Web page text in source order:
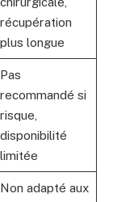
récupération
plus longue
Pas
recommandé si
risque,
disponibilité
limitée
Non adapté aux